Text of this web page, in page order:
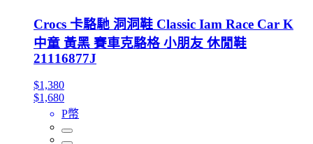
Crocs 卡駱馳 洞洞鞋 Classic Iam Race Car K
中童 黃黑 賽車克駱格 小朋友 休閒鞋
21116877J
$1,380
$1,680
P幣